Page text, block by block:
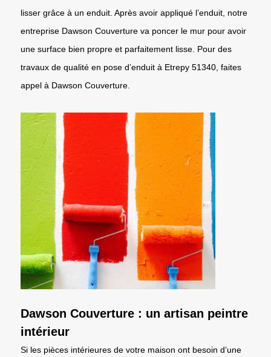
lisser grâce à un enduit. Après avoir appliqué l’enduit, notre
entreprise Dawson Couverture va poncer le mur pour avoir
une surface bien propre et parfaitement lisse. Pour des
travaux de qualité en pose d’enduit à Etrepy 51340, faites
appel à Dawson Couverture.
Dawson Couverture : un artisan peintre
intérieur
Si les pièces intérieures de votre maison ont besoin d’une